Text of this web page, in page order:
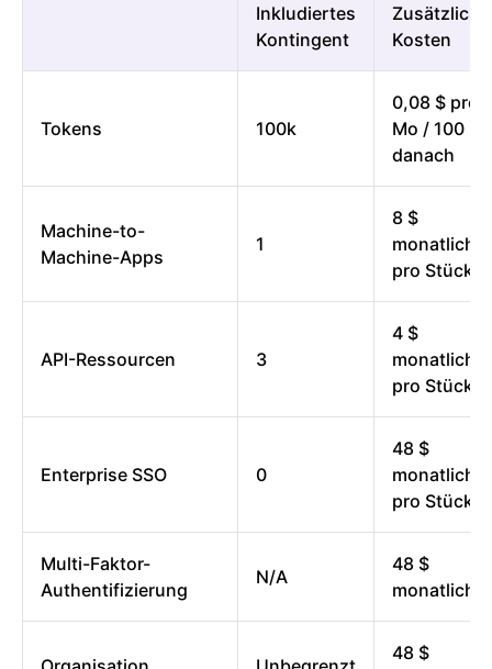
Inkludiertes
Kontingent
Zusätzliche
Kosten
Tokens 100k
0,08 $ pro
Mo / 100
danach
Machine-to-
Machine-Apps
1
8 $
monatlich
pro Stück
API-Ressourcen 3
4 $
monatlich
pro Stück
Enterprise SSO 0
48 $
monatlich
pro Stück
Multi-Faktor-
Authentifizierung
N/A
48 $
monatlich
48 $